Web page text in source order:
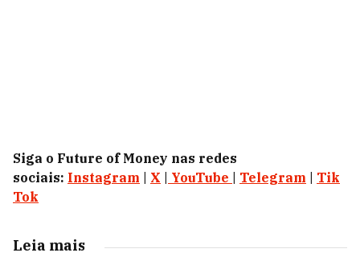
Siga o Future of Money nas redes
sociais: Instagram X YouTube Telegram
Tik
Tok
Leia mais